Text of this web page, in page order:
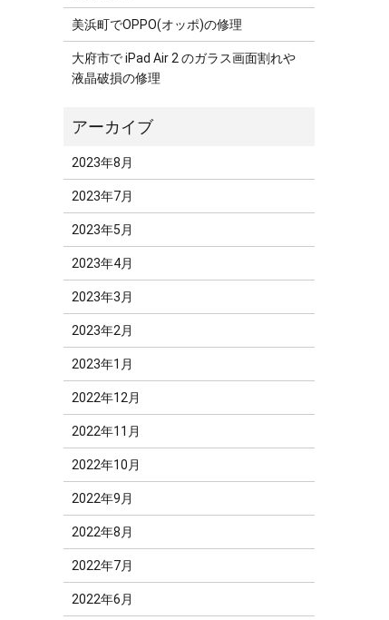
美浜町でOPPO(オッポ)の修理
大府市で iPad Air 2 のガラス画面割れや
液晶破損の修理
2023年8月
2023年7月
2023年5月
2023年4月
2023年3月
2023年2月
2023年1月
2022年12月
2022年11月
2022年10月
2022年9月
2022年8月
2022年7月
2022年6月